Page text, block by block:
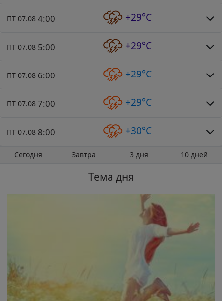
ПТ 07.08 4:00 +29°C
ПТ 07.08 5:00 +29°C
ПТ 07.08 6:00 +29°C
ПТ 07.08 7:00 +29°C
ПТ 07.08 8:00 +30°C
Сегодня Завтра 3 дня 10 дней
Тема дня